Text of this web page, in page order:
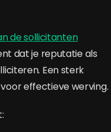
de sollicitanten
dat je reputatie als
Een sterk
effectieve werving.